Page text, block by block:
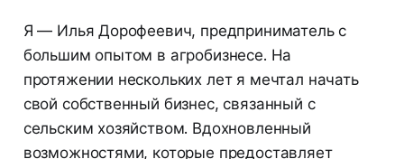
Я — Илья Дорофеевич, предприниматель с
большим опытом в агробизнесе. На
протяжении нескольких лет я мечтал начать
свой собственный бизнес, связанный с
сельским хозяйством. Вдохновленный
возможностями, которые предоставляет